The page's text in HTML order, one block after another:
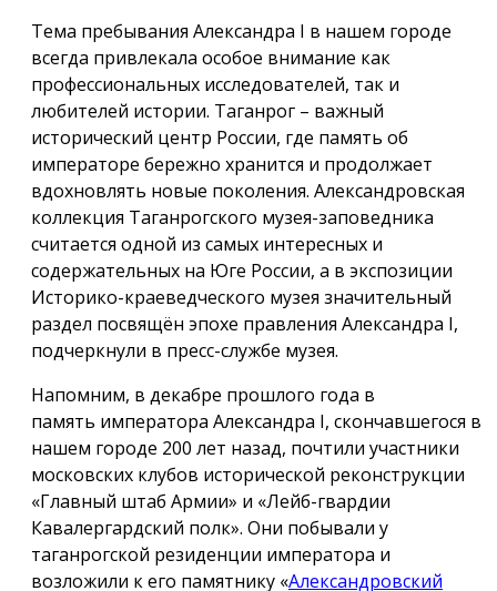
Тема пребывания Александра I в нашем городе
всегда привлекала особое внимание как
профессиональных исследователей, так и
любителей истории. Таганрог – важный
исторический центр России, где память об
императоре бережно хранится и продолжает
вдохновлять новые поколения. Александровская
коллекция Таганрогского музея-заповедника
считается одной из самых интересных и
содержательных на Юге России, а в экспозиции
Историко-краеведческого музея значительный
раздел посвящён эпохе правления Александра I,
подчеркнули в пресс-службе музея.
Напомним, в декабре прошлого года в
память императора Александра I, скончавшегося в
нашем городе 200 лет назад, почтили участники
московских клубов исторической реконструкции
«Главный штаб Армии» и «Лейб-гвардии
Кавалергардский полк». Они побывали у
таганрогской резиденции императора и
возложили к его памятнику «Александровский